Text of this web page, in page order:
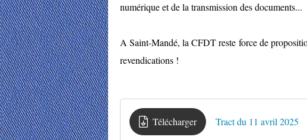
numérique et de la transmission des documents...
A Saint-Mandé, la CFDT reste force de
revendications !
Télécharger Tract du 11 avril 2025